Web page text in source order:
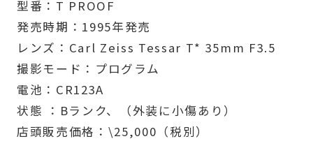
型番：T PROOF
発売時期：1995年発売
レンズ：Carl Zeiss Tessar T* 35mm F3.5
撮影モード：プログラム
電池：CR123A
状態 ：Bランク、（外装に小傷あり）
店頭販売価格：\25,000（税別）